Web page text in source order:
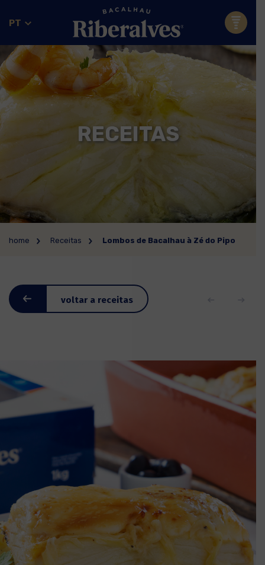
PT
RECEITAS
home Receitas Lombos de Bacalhau à Zé do Pipo
voltar a receitas